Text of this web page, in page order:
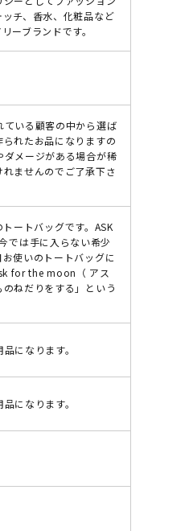
チ、香水、化粧品など
ーブランドです。
いる顧客の中から選ば
れたお品になりますの
メージがある場合が稀
ませんのでご了承下さ
ートバッグです。ASK
では手に入らない希少
使いのトートバッグに
for the moon（ アス
ねだりをする」という
になります。
になります。